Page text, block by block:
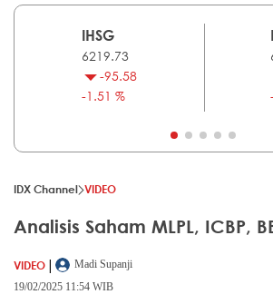
IHSG
6219.73
-95.58
-1.51 %
IDX Channel VIDEO
Analisis Saham MLPL, ICBP,
VIDEO |
Madi Supanji
19/02/2025 11:54 WIB